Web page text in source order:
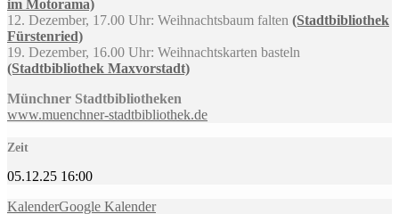
im Motorama)
12. Dezember, 17.00 Uhr: Weihnachtsbaum falten (Stadtbibliothek
Fürstenried)
19. Dezember, 16.00 Uhr: Weihnachtskarten basteln
(Stadtbibliothek Maxvorstadt)
Münchner Stadtbibliotheken
www.muenchner-stadtbibliothek.de
Zeit
05.12.25 16:00
KalenderGoogle Kalender